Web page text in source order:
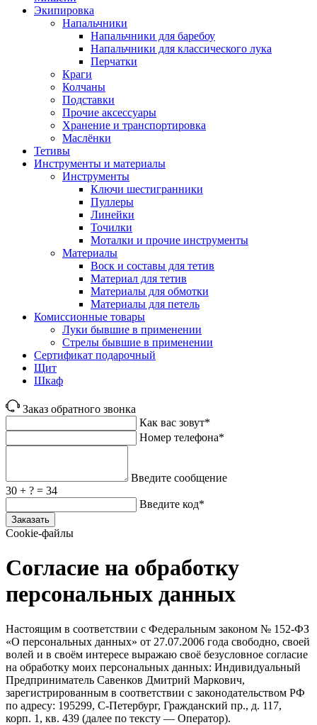
Экипировка
Напальчники
Напальчники для баребоу
Напальчники для классического лука
Перчатки
Краги
Колчаны
Подставки
Прочие аксессуары
Хранение и транспортировка
Маслёнки
Тетивы
Инструменты и материалы
Инструменты
Ключи шестигранники
Пуллеры
Линейки
Точилки
Моталки и прочие инструменты
Материалы
Воск и составы для тетив
Материал для тетив
Материалы для обмотки
Материалы для петель
Комиссионные товары
Луки бывшие в применении
Стрелы бывшие в применении
Сертификат подарочный
Щит
Шкаф
Заказ обратного звонка
Как вас зовут*
Номер телефона*
Введите сообщение
30 + ? = 34
Введите код*
Заказать
Cookie-файлы
Согласие на обработку
персональных данных
Настоящим в соответствии с Федеральным законом № 152‑ФЗ
«О персональных данных» от 27.07.2006 года свободно, своей
волей и в своём интересе выражаю своё безусловное согласие
на обработку моих персональных данных: Индивидуальный
Предприниматель Савенков Дмитрий Маркович,
зарегистрированным в соответствии с законодательством РФ
по адресу: 195299, С‑Петербург, Гражданский пр., д. 117,
корп. 1, кв. 439 (далее по тексту — Оператор).